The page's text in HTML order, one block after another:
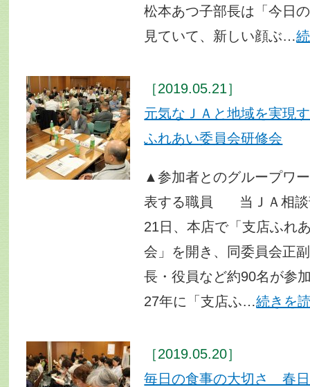
松本あつ子部長は「今日
見ていて、新しい顔ぶ…
［2019.05.21］
元気なＪＡと地域を実
ふれあい委員会研修会
▲参加者とのグループワ
表する職員 当ＪＡ相談
21日、本店で「支店ふれ
会」を開き、同委員会正
長・役員など約90名が参
27年に「支店ふ…続きを
［2019.05.20］
毎日の食事の大切さ 春